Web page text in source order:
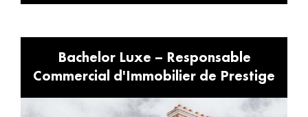
Bachelor Luxe – Responsable
Commercial d'Immobilier de Prestige